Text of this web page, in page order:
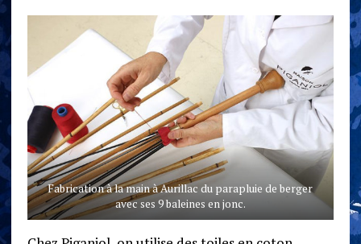
Fabrication à la main à Aurillac du parapluie de berger
avec ses 9 baleines en jonc.